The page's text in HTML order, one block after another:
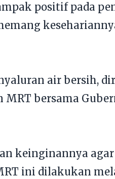
positif pada
air bersih,
bersama
keinginannya
ini dilakukan